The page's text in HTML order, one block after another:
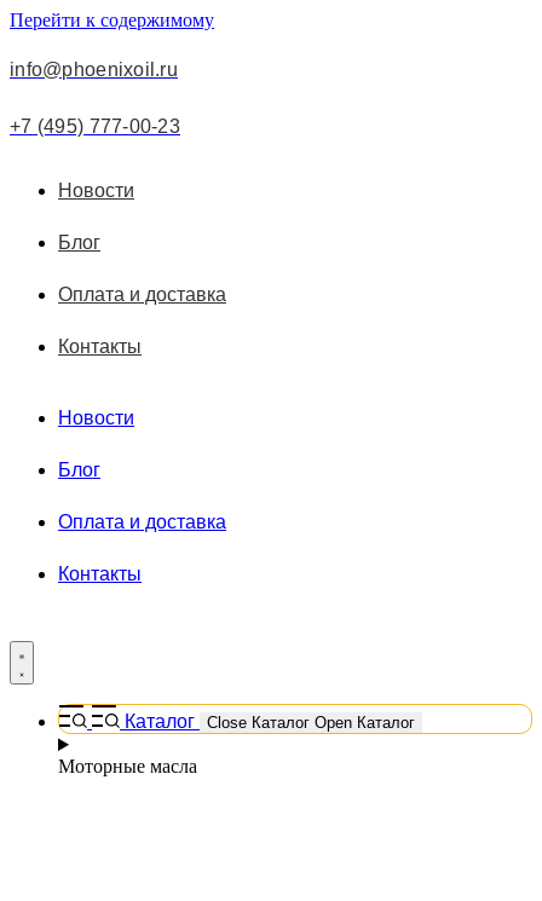
Перейти к содержимому
info@phoenixoil.ru
+7 (495) 777-00-23
Новости
Блог
Оплата и доставка
Контакты
Новости
Блог
Оплата и доставка
Контакты
Каталог Close Каталог Open Каталог
Моторные масла